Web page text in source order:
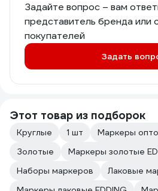
Задайте вопрос – вам
представитель бренда или
покупателей
Задать
Этот товар из подборок
Круглые 1 шт Маркеры
Золотые
Маркеры золотые
Наборы маркеров
Лаковые